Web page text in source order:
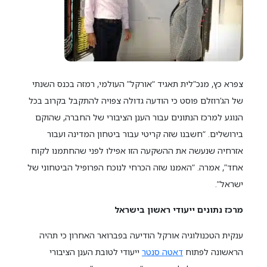
צפרא כץ, מנכ”לית תאגיד “אורקל” העולמי, רמזה בכנס השנתי
של הג’רוזלם פוסט כי הודעה גדולה צפויה להתקבל בקרוב בכל
הנוגע למרכז הנתונים עבור הענן הציבורי של החברה, שהוקם
בירושלים. “חשבנו שזה קריטי עבור ביטחון המדינה ועבור
אזרחיה שנעשה את ההשקעה הזו אפילו לפני שהחתמנו לקוח
אחד”, אמרה. “האמנו שזה הכרחי לנוכח הפרופיל הביטחוני של
ישראל”.
מרכז נתונים ייעודי ראשון בישראל
ענקית הטכנולוגיה אורקל הודיעה בפברואר האחרון כי תהיה
הראשונה לפתוח דאטה סנטר ייעודי לטובת הענן הציבורי